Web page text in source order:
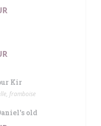
Kir
framboise
old